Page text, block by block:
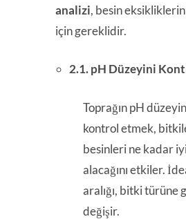
analizi, besin
için gereklidir.
2.1. pH Düzeyini
Toprağın pH
kontrol etmek,
besinleri ne kadar
alacağını etkiler.
aralığı, bitki türüne
değişir.